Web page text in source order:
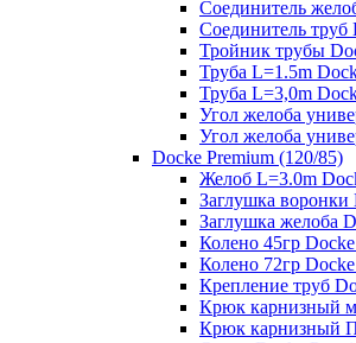
Соединитель
Соединитель
Тройник трубы
Труба L=1.5m
Труба L=3,0m
Угол желоба
Угол желоба
Docke Premium (120/85)
Желоб L=3.0m
Заглушка воронки
Заглушка желоба
Колено 45гр
Колено 72гр
Крепление труб
Крюк карнизный
Крюк карнизный